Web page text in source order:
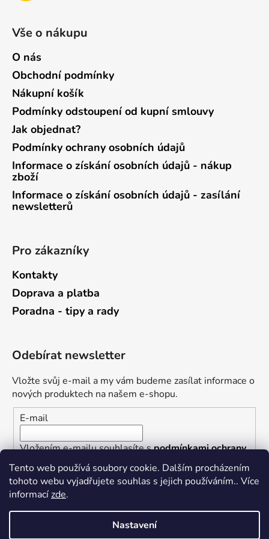
Tento web používá soubory cookie. Dalším procházením
tohoto webu vyjadřujete souhlas s jejich používáním.. Více
informacízde.
Nastavení
Vše o nákupu
O nás
Obchodní podmínky
Nákupní košík
Podmínky odstoupení od kupní smlouvy
Jak objednat?
Podmínky ochrany osobních údajů
Informace o získání osobních údajů - nákup
zboží
Informace o získání osobních údajů - zasílání
newsletterů
Pro zákazníky
Kontakty
Doprava a platba
Poradna - tipy a rady
Odebírat newsletter
Vložte svůj e-mail a my vám budeme zasílat informace o
nových produktech na našem e-shopu.
E-mail
Vložením e-mailu souhlasíte spodmínkami ochrany
osobních údajů
PŘIHLÁSIT SE